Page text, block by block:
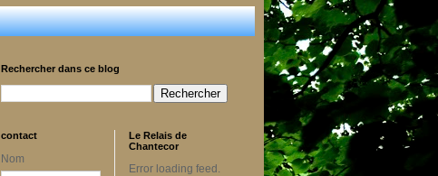
Rechercher dans ce blog
contact
Nom
Le Relais de
Chantecor
Error loading feed.